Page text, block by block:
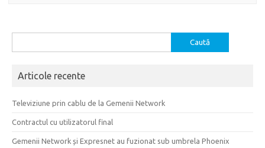
după:
Articole recente
Televiziune prin cablu de la Gemenii Network
Contractul cu utilizatorul final
Gemenii Network și Expresnet au fuzionat sub umbrela Phoenix